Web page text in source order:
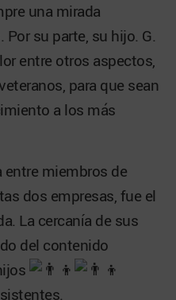
una mirada
su parte, su hijo. G.
entre otros aspectos,
para que sean
a los más
miembros de
dos empresas, fue el
La cercanía de sus
del contenido